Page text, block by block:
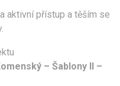
aktivní přístup a těším se
– Šablony II –